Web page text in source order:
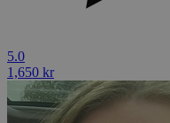
5.0
1,650 kr